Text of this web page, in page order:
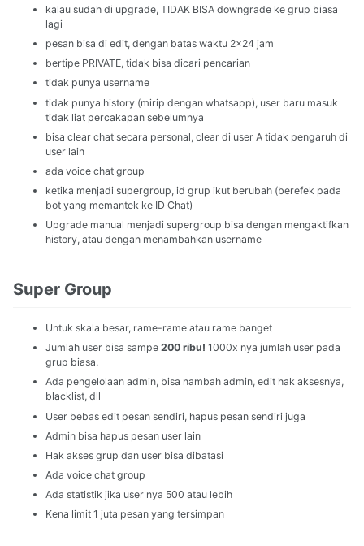
kalau sudah di upgrade, TIDAK BISA downgrade ke grup biasa
lagi
pesan bisa di edit, dengan batas waktu 2x24 jam
bertipe PRIVATE, tidak bisa dicari pencarian
tidak punya username
tidak punya history (mirip dengan whatsapp), user baru masuk
tidak liat percakapan sebelumnya
bisa clear chat secara personal, clear di user A tidak pengaruh di
user lain
ada voice chat group
ketika menjadi supergroup, id grup ikut berubah (berefek pada
bot yang memantek ke ID Chat)
Upgrade manual menjadi supergroup bisa dengan mengaktifkan
history, atau dengan menambahkan username
Super Group
Untuk skala besar, rame-rame atau rame banget
Jumlah user bisa sampe 200 ribu! 1000x nya jumlah user pada
grup biasa.
Ada pengelolaan admin, bisa nambah admin, edit hak aksesnya,
blacklist, dll
User bebas edit pesan sendiri, hapus pesan sendiri juga
Admin bisa hapus pesan user lain
Hak akses grup dan user bisa dibatasi
Ada voice chat group
Ada statistik jika user nya 500 atau lebih
Kena limit 1 juta pesan yang tersimpan